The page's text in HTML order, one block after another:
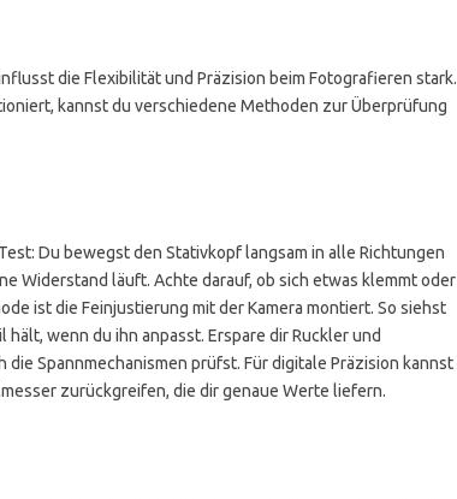
die Flexibilität und Präzision beim Fotografieren stark.
kannst du verschiedene Methoden zur Überprüfung
Du bewegst den Stativkopf langsam in alle Richtungen
Widerstand läuft. Achte darauf, ob sich etwas klemmt oder
ist die Feinjustierung mit der Kamera montiert. So siehst
wenn du ihn anpasst. Erspare dir Ruckler und
Spannmechanismen prüfst. Für digitale Präzision kannst
zurückgreifen, die dir genaue Werte liefern.